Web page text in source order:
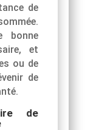
de
bonne
et
ou de
de
de